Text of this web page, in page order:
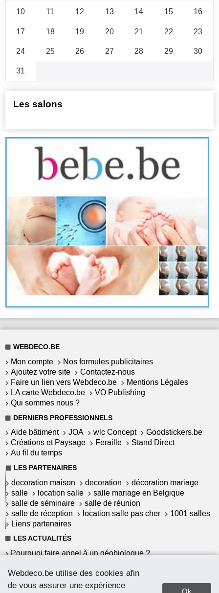
10
11 12 13 14 15
16
17
18 19 20 21 22
23
24
25 26 27 28 29
30
31
Les salons
Webdeco.be utilise des cookies afin
de vous assurer une expérience
Ok
WEBDECO.BE
Mon compte
Nos formules publicitaires
Ajoutez votre site
Contactez-nous
Faire un lien vers Webdeco.be
Mentions Légales
LA carte Webdeco.be
VO Publishing
Qui sommes nous ?
DERNIERS PROFESSIONNELS
Aide bâtiment JOA wlc Concept
Goodstickers.be
Créations et Paysage
Feraille
Stand Direct
Au fil du temps
LES PARTENAIRES
decoration maison decoration
décoration mariage
salle
location salle
salle mariage en Belgique
salle de séminaire
salle de réunion
salle de réception
location salle pas cher
1001 salles
Liens partenaires
LES ACTUALITÉS
Pourquoi faire appel à un géobiologue ?
rendement ?
Le Mortex : un revêtement belge